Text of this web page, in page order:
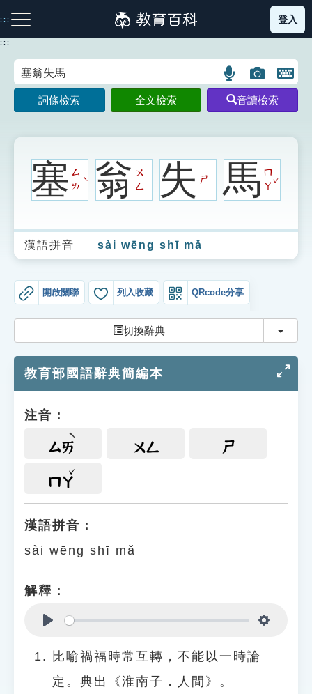
到
主
:::
注音索引圖示 筆畫索引圖示 部首索引表圖示
生字詞彙表
成語故事
索引選單
單字索引
遊戲專區
教學應用
貓頭鷹博士
登入
:::
語
言
搜
示
圖
片
搜
示
開
鍵
圖
詞條檢索 全文檢索 音讀檢索
塞ㄙ
ㄞ
ˋ 翁ㄨ
ㄥ
失ㄕ 馬ㄇ
ㄚ
ˇ
漢語拼音 sài wēng shī mǎ
開啟關聯 列入收藏 QRcode分享
切換辭典 切換
教育部國語辭典簡編本
注音：
ㄙㄞ ㄨㄥ ㄕ
ㄇㄚ
漢語拼音：
sài wēng shī mǎ
解釋：
比喻禍福時常互轉，不能以一時論
定。典出《淮南子．人間》。